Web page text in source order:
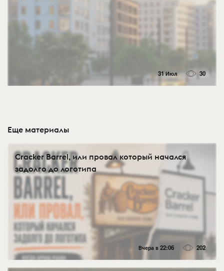
31 Июл 30
Еще материалы
Cracker Barrel, или провал который начался
задолго до логотипа
Вчера в 22:06 202